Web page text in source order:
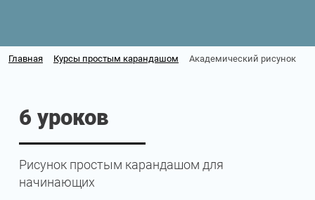
Главная Курсы простым карандашом Академический рисунок
6 уроков
Рисунок простым карандашом для
начинающих